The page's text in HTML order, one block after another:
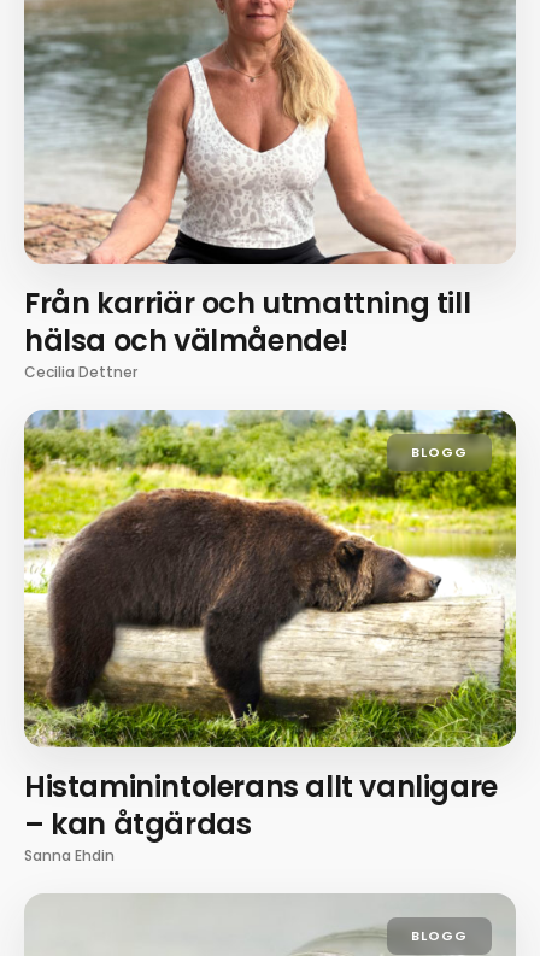
Från karriär och utmattning till
hälsa och välmående!
Cecilia Dettner
BLOGG
Histaminintolerans allt vanligare
– kan åtgärdas
Sanna Ehdin
BLOGG